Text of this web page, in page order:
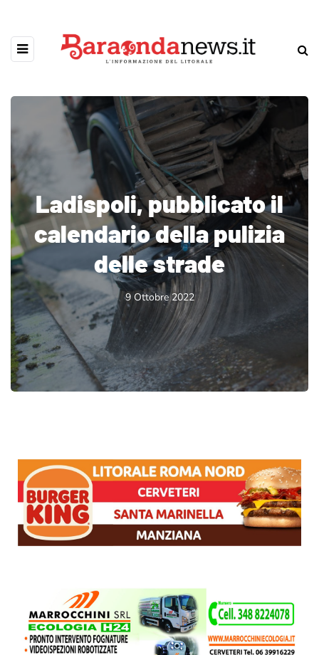
Ladispoli, pubblicato il
calendario della pulizia
delle strade
9 Ottobre 2022